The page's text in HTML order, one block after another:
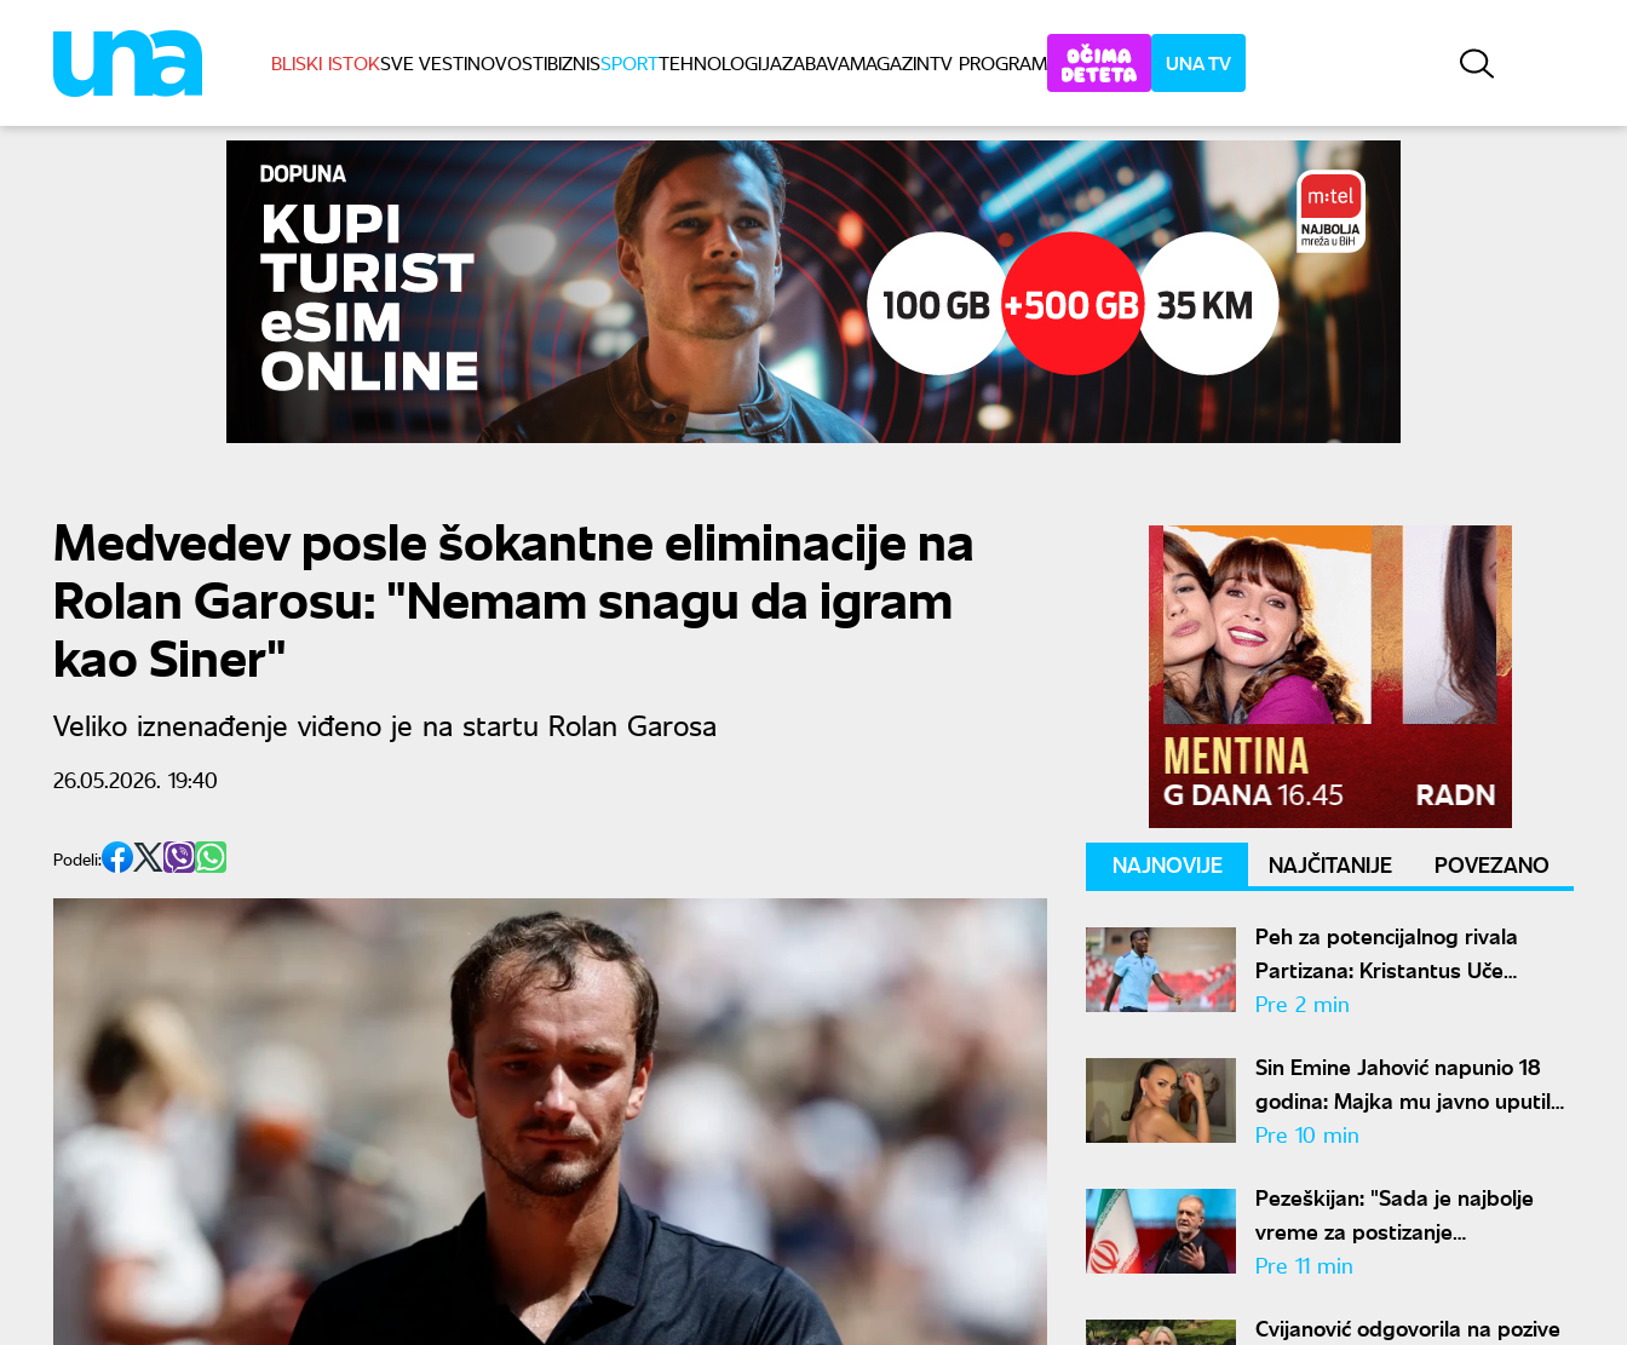
BLISKI ISTOKSVE VESTINOVOSTIBIZNISSPORTTEHNOLOGIJAZABAVAMAGAZINTV PROGRAM UNA TV
Medvedev posle šokantne eliminacije na
Rolan Garosu: "Nemam snagu da igram
kao Siner"
Veliko iznenađenje viđeno je na startu Rolan Garosa
26.05.2026. 19:40
Podeli: NAJNOVIJE NAJČITANIJE POVEZANO
Peh za potencijalnog rivala
Partizana: Kristantus Uče
propustiće celu sezonu zbog
Pre 2 min
Sin Emine Jahović napunio 18
godina: Majka mu javno uputila
čestitku o kojoj se priča
Pre 10 min
Pezeškijan: "Sada je najbolje
vreme za postizanje
sporazuma"
Pre 11 min
Cvijanović odgovorila na pozive